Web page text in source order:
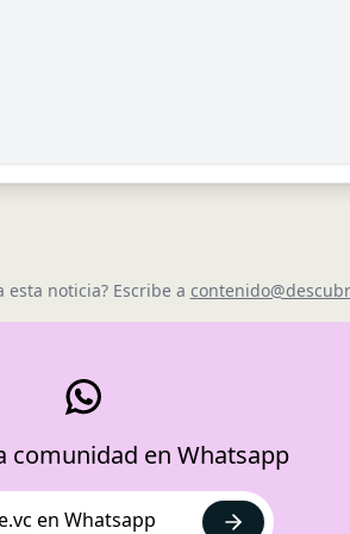
noticia? Escribe a
comunidad en Whatsapp
en Whatsapp